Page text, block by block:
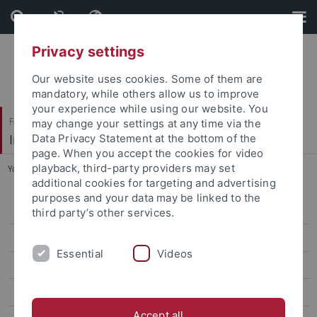
Skip
to
content
Skip
to
footer
Faculty of Economics and Social Sciences
Institute of Education
You are here: Home ... Forum Schul|Pädagogik
Working groups
Projects
Privacy settings
Our website uses cookies. Some of them are
mandatory, while others allow us to improve
your experience while using our website. You
may change your settings at any time via the
Data Privacy Statement at the bottom of the
page. When you accept the cookies for video
playback, third-party providers may set
additional cookies for targeting and advertising
purposes and your data may be linked to the
third party’s other services.
Essential Videos